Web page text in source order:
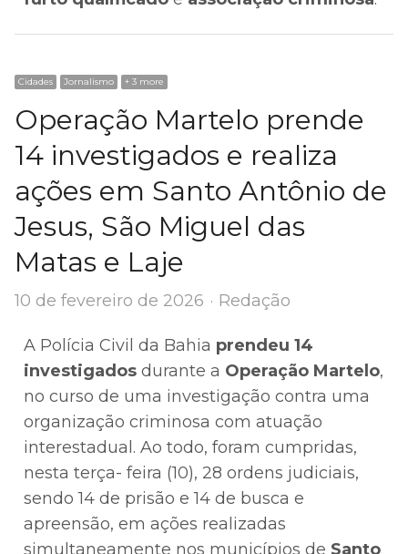
Cidades Jornalismo + 3 more
Operação Martelo prende
14 investigados e realiza
ações em Santo Antônio de
Jesus, São Miguel das
Matas e Laje
10 de fevereiro de 2026 Author
Redação
A Polícia Civil da Bahia prendeu 14
investigados durante a Operação Martelo,
no curso de uma investigação contra uma
organização criminosa com atuação
interestadual. Ao todo, foram cumpridas,
nesta terça- feira (10), 28 ordens judiciais,
sendo 14 de prisão e 14 de busca e
apreensão, em ações realizadas
simultaneamente nos municípios de Santo